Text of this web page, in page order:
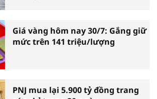
Giá vàng hôm nay 30/7: Gắng giữ
mức trên 141 triệu/lượng
PNJ mua lại 5.900 tỷ đồng trang